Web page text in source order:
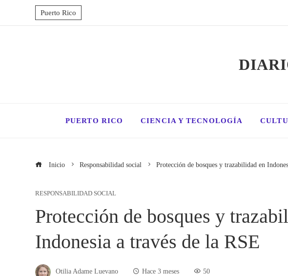
Puerto Rico
PUERTO RICO CIENCIA Y TECNOLOGÍA
Inicio Responsabilidad social Protección de bosques y trazabilidad en
RESPONSABILIDAD SOCIAL
Protección de bosques y
Indonesia a través de la RSE
Otilia Adame Luevano Hace 3 meses 50